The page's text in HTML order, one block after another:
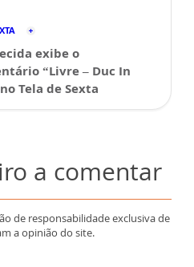
exibe o
“Livre – Duc In
Tela de Sexta
a comentar
de responsabilidade exclusiva de
a opinião do site.